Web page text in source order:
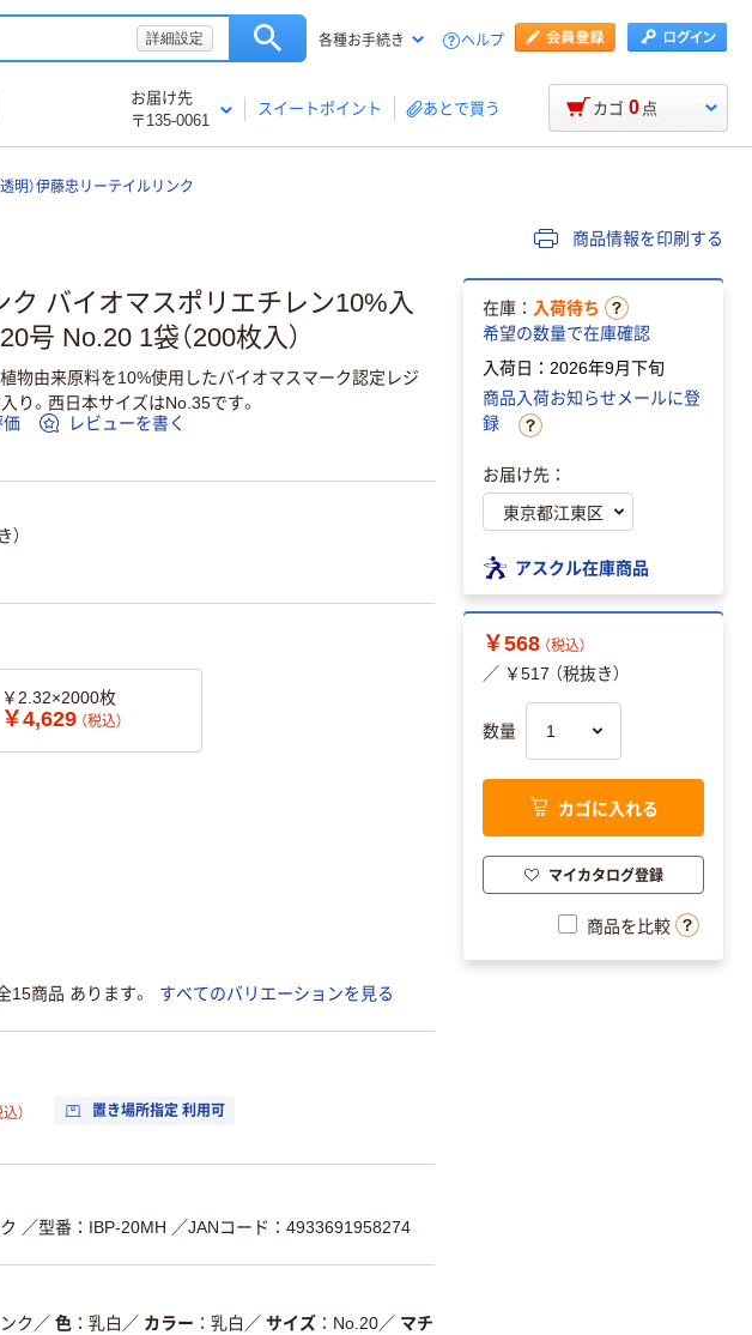
詳細設定 各種お手続き ヘルプ
お届け先
〒135-0061
スイートポイント あとで買う カゴ 0 点
明）伊藤忠リーテイルリンク
商品情報を印刷する
バイオマスポリエチレン10%入
号 No.20 1袋（200枚入）
植物由来原料を10%使用したバイオマスマーク認定レジ
り。西日本サイズはNo.35です。
価
レビューを書く
）
￥2.32×2000枚
￥4,629 （税込）
15商品 あります。
すべてのバリエーションを見る
込） 置き場所指定 利用可
／型番：IBP-20MH ／JANコード：4933691958274
ク ／ 色 乳白 ／ カラー 乳白 ／ サイズ No.20／ マチ
在庫： 入荷待ち
希望の数量で在庫確認
入荷日：2026年9月下旬
商品入荷お知らせメールに登
録
お届け先：
アスクル在庫商品
￥568 （税込）
／ ￥517 （税抜き）
数量
カゴに入れる
マイカタログ登録
商品を比較